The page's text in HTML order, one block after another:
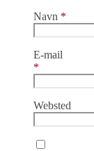
Navn *
E-mail
*
Websted